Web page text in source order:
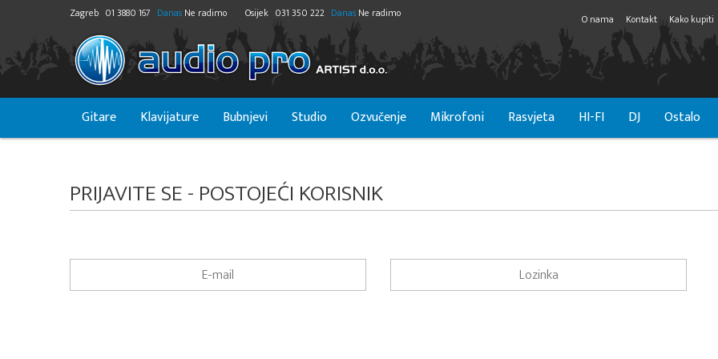
Zagreb 01 3880 167 Danas Ne radimo Osijek 031 350 222 Danas Ne radimo O nama Kontakt Kako kupiti
Gitare Klavijature Bubnjevi Studio Ozvučenje Mikrofoni Rasvjeta HI-FI DJ Ostalo
PRIJAVITE SE - POSTOJEĆI KORISNIK